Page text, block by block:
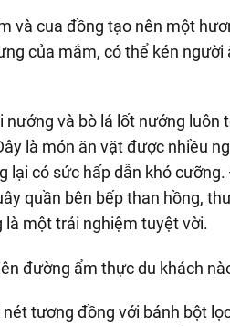
và cua đồng tạo nên một
của mắm, có thể kén
và bò lá lốt nướng luôn
là món ăn vặt được nhiều
lại có sức hấp dẫn khó
quần bên bếp than hồng,
một trải nghiệm tuyệt vời.
tương đồng với bánh bột